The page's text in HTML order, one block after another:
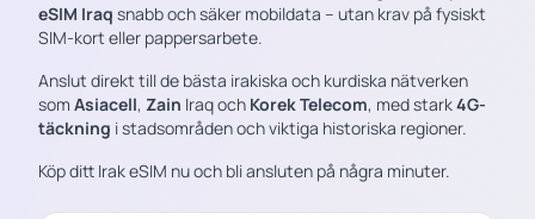
eSIM Iraq snabb och säker mobildata – utan krav på fysiskt
SIM-kort eller pappersarbete.
Anslut direkt till de bästa irakiska och kurdiska nätverken
som Asiacell, Zain Iraq och Korek Telecom, med stark4G-
täckning i stadsområden och viktiga historiska regioner.
Köp ditt Irak eSIM nu och bli ansluten på några minuter.